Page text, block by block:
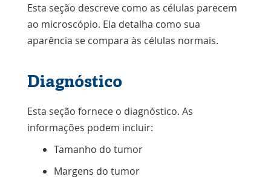
Esta seção descreve como as células parecem
ao microscópio. Ela detalha como sua
aparência se compara às células normais.
Diagnóstico
Esta seção fornece o diagnóstico. As
informações podem incluir:
Tamanho do tumor
Margens do tumor